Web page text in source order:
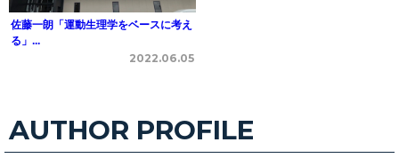
佐藤一朗「運動生理学をベースに考え
る」...
2022.06.05
AUTHOR PROFILE